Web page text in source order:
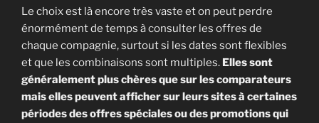
Le choix est là encore très vaste et on peut perdre
énormément de temps à consulter les offres de
chaque compagnie, surtout si les dates sont flexibles
et que les combinaisons sont multiples. Elles sont
généralement plus chères que sur les comparateurs
mais elles peuvent afficher sur leurs sites à certaines
périodes des offres spéciales ou des promotions qui